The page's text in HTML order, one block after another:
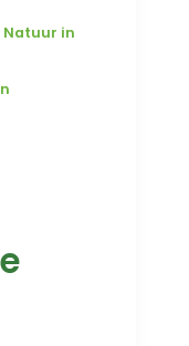
Natuur in